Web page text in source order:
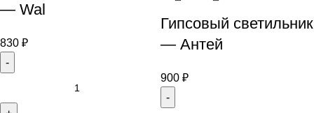
— Wal
830 ₽
Гипсовый светильник
— Антей
900 ₽